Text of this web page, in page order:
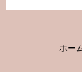
ホー